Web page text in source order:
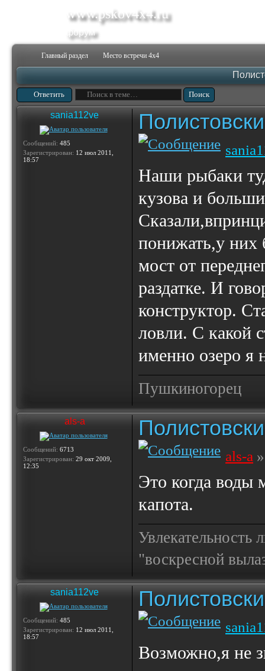
www.pskov4x4.ru
форум
Главный раздел Место встречи 4х4
Ответить
sania112ve
Сообщений: 485
Зарегистрирован: 12 июл 2011,
18:57
Наши рыбаки
кузова и
понижать,у них
мост от
раздатке. И
конструктор.
ловли. С какой
именно озеро я
Пушкиногорец
als-a
Сообщений: 6713
Зарегистрирован: 29 окт 2009,
12:35
als-a
Это когда
капота.
Увлекательность
"воскресной
sania112ve
Сообщений: 485
Зарегистрирован: 12 июл 2011,
18:57
Возможно,я не